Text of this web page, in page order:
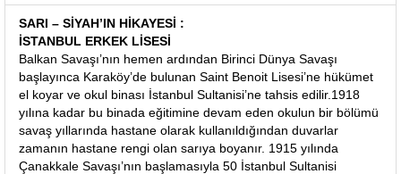
SARI – SİYAH’IN HİKAYESİ :
İSTANBUL ERKEK LİSESİ
Balkan Savaşı’nın hemen ardından Birinci Dünya Savaşı
başlayınca Karaköy’de bulunan Saint Benoit Lisesi’ne hükümet
el koyar ve okul binası İstanbul Sultanisi’ne tahsis edilir.1918
yılına kadar bu binada eğitimine devam eden okulun bir bölümü
savaş yıllarında hastane olarak kullanıldığından duvarlar
zamanın hastane rengi olan sarıya boyanır. 1915 yılında
Çanakkale Savaşı’nın başlamasıyla 50 İstanbul Sultanisi